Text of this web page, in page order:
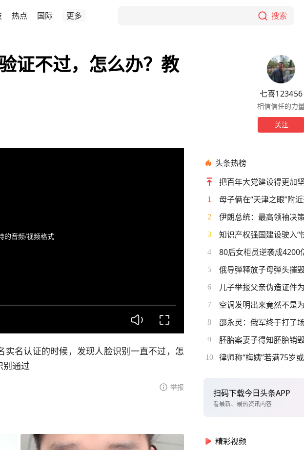
热点 国际 更多 搜索
证不过，怎么办？教
的音频/视频格式
名认证的时候，发现人脸识别一直不过，怎
别通过
举报
七喜123456
相信信任的力
关注
头条热榜
把百年大党建设得更加
1 母子俩在“天津之眼”附
2
3 知识产权强国建设驶入“
4 80后女柜员逆袭成4200
5
6 儿子举报父亲伪造证件
7 空调发明出来竟然不是
8 邵永灵：俄军终于打了
9 胚胎案妻子得知胚胎销
10 律师称“梅姨”若满75岁
扫码下载今日头条APP
看最新、最热资讯内容
精彩视频